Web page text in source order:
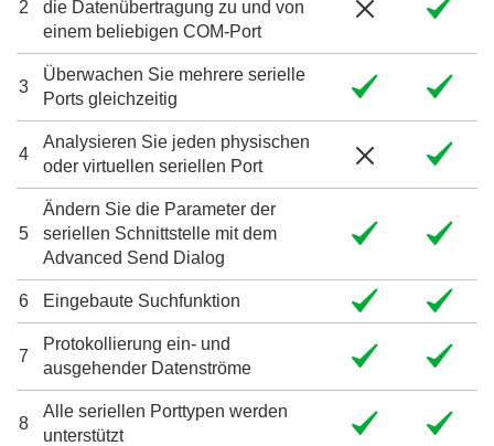
2
die Datenübertragung zu und von
einem beliebigen COM-Port
3
Überwachen Sie mehrere serielle
Ports gleichzeitig
4
Analysieren Sie jeden physischen
oder virtuellen seriellen Port
5
Ändern Sie die Parameter der
seriellen Schnittstelle mit dem
Advanced Send Dialog
6 Eingebaute Suchfunktion
7
Protokollierung ein- und
ausgehender Datenströme
8
Alle seriellen Porttypen werden
unterstützt